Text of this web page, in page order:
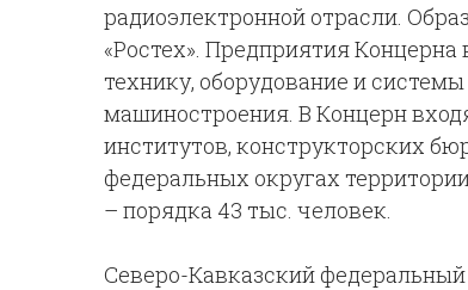
радиоэлектронной отрасли.
«Ростех». Предприятия
технику, оборудование и
машиностроения. В Концерн
институтов, конструкторских
федеральных округах
– порядка 43 тыс. человек.
Северо-Кавказский